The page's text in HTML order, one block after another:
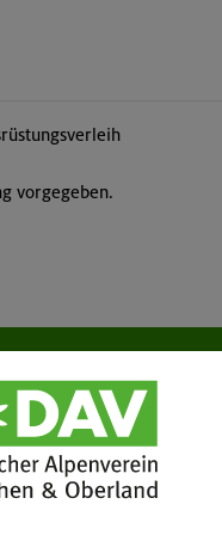
vorgegeben.